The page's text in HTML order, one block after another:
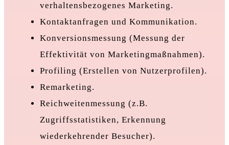
verhaltensbezogenes Marketing.
Kontaktanfragen und Kommunikation.
Konversionsmessung (Messung der
Effektivität von Marketingmaßnahmen).
Profiling (Erstellen von Nutzerprofilen).
Remarketing.
Reichweitenmessung (z.B.
Zugriffsstatistiken, Erkennung
wiederkehrender Besucher).